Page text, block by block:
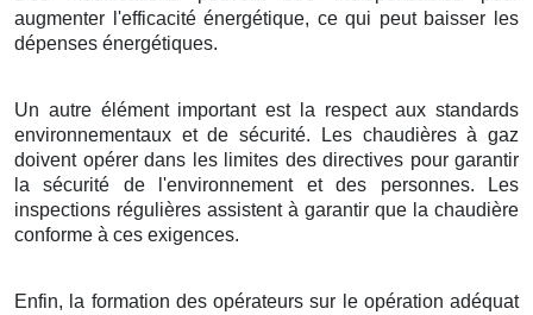
augmenter l'efficacité énergétique, ce qui peut baisser les
dépenses énergétiques.
Un autre élément important est la respect aux standards
environnementaux et de sécurité. Les chaudières à gaz
doivent opérer dans les limites des directives pour garantir
la sécurité de l'environnement et des personnes. Les
inspections régulières assistent à garantir que la chaudière
conforme à ces exigences.
Enfin, la formation des opérateurs sur le opération adéquat